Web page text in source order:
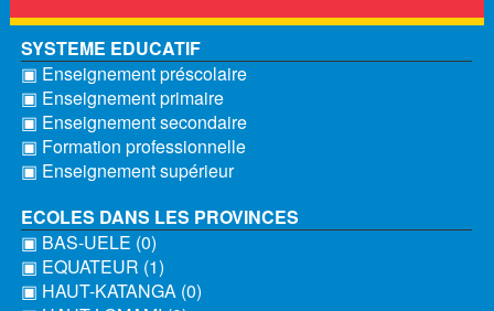
SYSTEME EDUCATIF
▣ Enseignement préscolaire
▣ Enseignement primaire
▣ Enseignement secondaire
▣ Formation professionnelle
▣ Enseignement supérieur
ECOLES DANS LES PROVINCES
▣ BAS-UELE (0)
▣ EQUATEUR (1)
▣ HAUT-KATANGA (0)